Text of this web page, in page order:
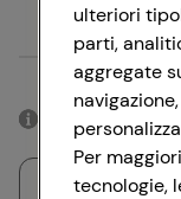
Accedendo con il
ulteriori
parti,
aggregate
Per
tecnologie,